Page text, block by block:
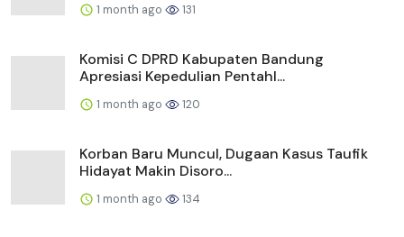
1 month ago 131
Komisi C DPRD Kabupaten Bandung
Apresiasi Kepedulian Pentahl...
1 month ago 120
Korban Baru Muncul, Dugaan Kasus Taufik
Hidayat Makin Disoro...
1 month ago 134